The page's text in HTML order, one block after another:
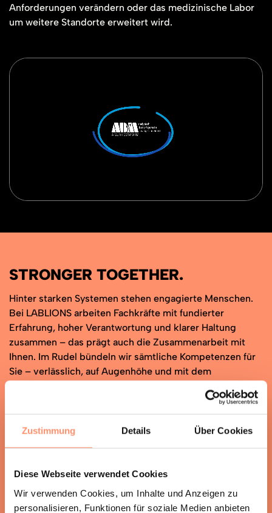
Zustimmung Details Über Cookies
Diese Webseite verwendet Cookies
Wir verwenden Cookies, um Inhalte und Anzeigen zu
personalisieren, Funktionen für soziale Medien anbieten
Anforderungen verändern oder das medizinische Labor
um weitere Standorte erweitert wird.
STRONGER TOGETHER.
Hinter starken Systemen stehen engagierte Menschen.
Bei LABLIONS arbeiten Fachkräfte mit fundierter
Erfahrung, hoher Verantwortung und klarer Haltung
zusammen – das prägt auch die Zusammenarbeit mit
Ihnen. Im Rudel bündeln wir sämtliche Kompetenzen für
Sie – verlässlich, auf Augenhöhe und mit dem